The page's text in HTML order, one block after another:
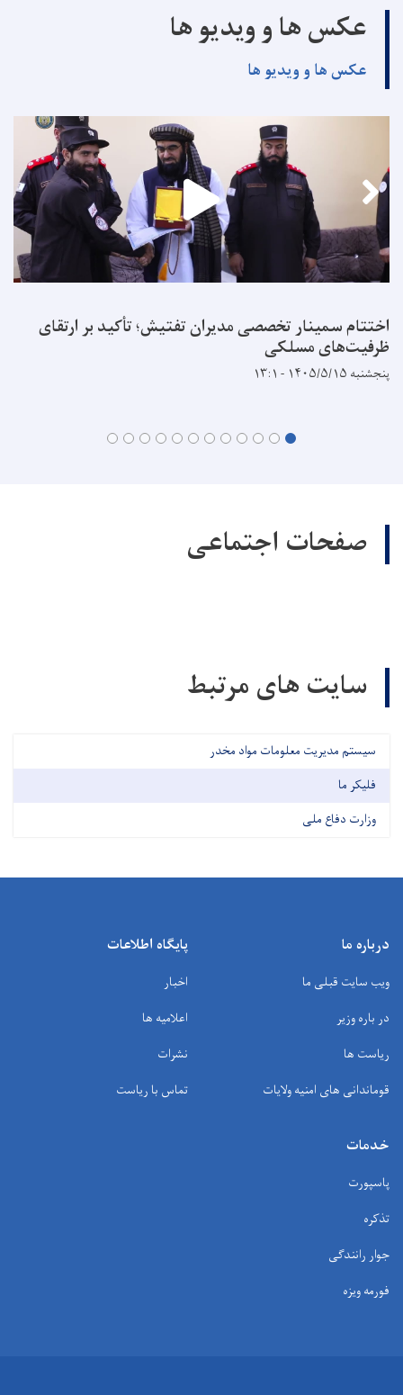
عکس ها و ویدیو ها
عکس ها و ویدیو ها
اختتام سمینار تخصصی مدیران تفتیش؛ تأکید بر ارتقای
ظرفیت‌های مسلکی
پنجشنبه ۱۴۰۵/۵/۱۵ - ۱۳:۱
صفحات اجتماعی
سایت های مرتبط
سیستم مدیریت معلومات مواد مخدر
فلیکر ما
وزارت دفاع ملی
درباره ما
ویب سایت قبلی ما
در باره وزیر
ریاست ها
قوماندانی های امنیه ولایات
پایگاه اطلاعات
اخبار
اعلامیه ها
نشرات
تماس با ریاست
خدمات
پاسپورت
تذکره
جوار رانندگی
فورمه ویزه